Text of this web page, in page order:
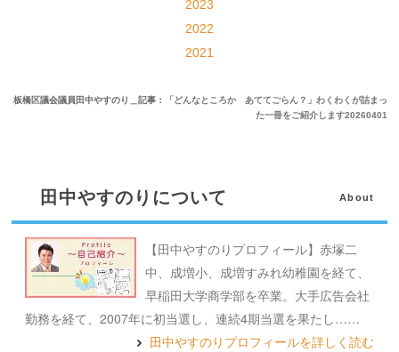
2023
2022
2021
板橋区議会議員田中やすのり＿記事：
「どんなところか あててごらん？」わくわくが詰まっ
た一冊をご紹介します20260401
田中やすのりについて About
【田中やすのりプロフィール】赤塚二
中、成増小、成増すみれ幼稚園を経て、
早稲田大学商学部を卒業。大手広告会社
勤務を経て、2007年に初当選し、連続4期当選を果たし……
田中やすのりプロフィールを詳しく読む